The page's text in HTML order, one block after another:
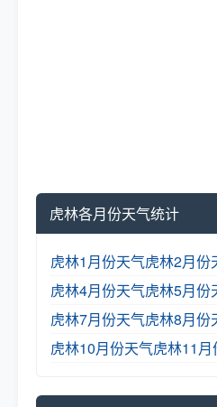
虎林各月份天气统计
虎林1月份天气虎林2月份
虎林4月份天气虎林5月份
虎林7月份天气虎林8月份
虎林10月份天气虎林11